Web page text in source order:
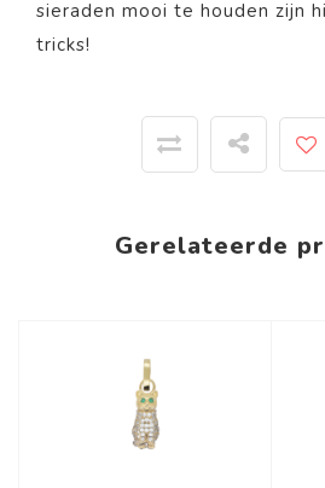
sieraden mooi te houden zijn
tricks!
Gerelateerde